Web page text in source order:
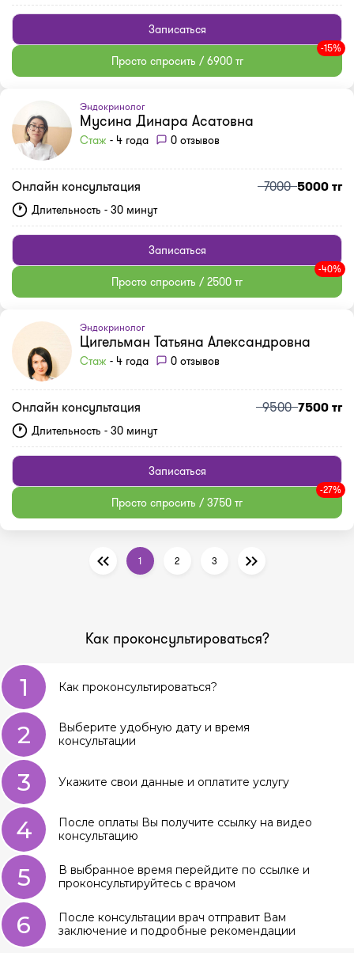
Записаться
Просто спросить / 6900 тг
-15%
Эндокринолог
Мусина Динара Асатовна
Стаж - 4 года 0 отзывов
Онлайн консультация 70005000 тг
Длительность - 30 минут
Записаться
Просто спросить / 2500 тг
-40%
Эндокринолог
Цигельман Татьяна Александровна
Стаж - 4 года 0 отзывов
Онлайн консультация 95007500 тг
Длительность - 30 минут
Записаться
Просто спросить / 3750 тг
-27%
1 2 3
Как проконсультироваться?
1 Как проконсультироваться?
2
Выберите удобную дату и время
консультации
3 Укажите свои данные и оплатите услугу
4
После оплаты Вы получите ссылку на видео
консультацию
5
В выбранное время перейдите по ссылке и
проконсультируйтесь с врачом
6
После консультации врач отправит Вам
заключение и подробные рекомендации